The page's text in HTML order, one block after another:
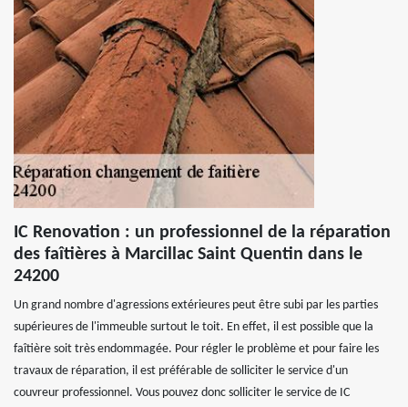
IC Renovation : un professionnel de la réparation
des faîtières à Marcillac Saint Quentin dans le
24200
Un grand nombre d'agressions extérieures peut être subi par les parties
supérieures de l'immeuble surtout le toit. En effet, il est possible que la
faîtière soit très endommagée. Pour régler le problème et pour faire les
travaux de réparation, il est préférable de solliciter le service d'un
couvreur professionnel. Vous pouvez donc solliciter le service de IC